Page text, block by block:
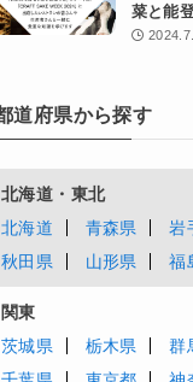
菜と能
道府県から探す
北海道・東北
北海道
青森県 岩
秋田県
山形県 福
関東
茨城県
栃木県 群